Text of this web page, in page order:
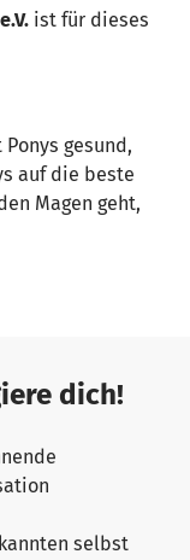
ist für dieses
gesund,
auf die beste
Magen geht,
dich!
selbst